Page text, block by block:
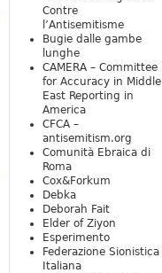
Contre
l’Antisemitisme
Bugie dalle gambe
lunghe
CAMERA – Committee
for Accuracy in Middle
East Reporting in
America
CFCA –
antisemitism.org
Comunità Ebraica di
Roma
Cox&Forkum
Debka
Deborah Fait
Elder of Ziyon
Esperimento
Federazione Sionistica
Italiana